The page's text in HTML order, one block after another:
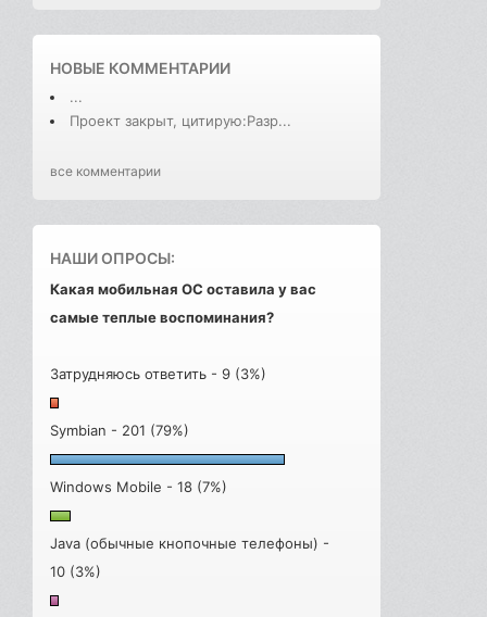
НОВЫЕ КОММЕНТАРИИ
...
Проект закрыт, цитирую:Разр...
все комментарии
НАШИ ОПРОСЫ:
Какая мобильная ОС оставила у вас
самые теплые воспоминания?
Затрудняюсь ответить - 9 (3%)
Symbian - 201 (79%)
Windows Mobile - 18 (7%)
Java (обычные кнопочные телефоны) -
10 (3%)